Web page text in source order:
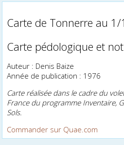
Carte de Tonnerre au
Carte pédologique et
Auteur : Denis Baize
Année de publication : 1976
Carte réalisée dans le cadre du
France du programme Inventaire,
Sols.
Commander sur Quae.com